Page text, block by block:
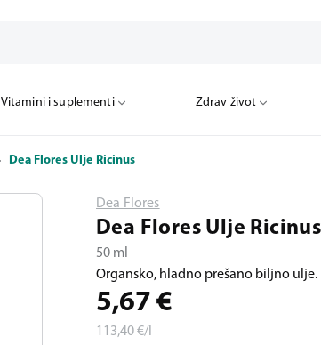
Vitamini i suplementi Zdrav život
Dea Flores Ulje Ricinus
Dea Flores
Dea Flores Ulje Ricinus
50 ml
Organsko, hladno prešano biljno ulje.
5,67 €
113,40€/l